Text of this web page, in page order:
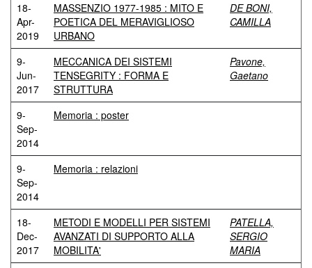
18-
Apr-
2019
MASSENZIO 1977-1985 : MITO E
POETICA DEL MERAVIGLIOSO
URBANO
DE BONI,
CAMILLA
9-
Jun-
2017
MECCANICA DEI SISTEMI
TENSEGRITY : FORMA E
STRUTTURA
Pavone,
Gaetano
9-
Sep-
2014
Memoria : poster
9-
Sep-
2014
Memoria : relazioni
18-
Dec-
2017
METODI E MODELLI PER SISTEMI
AVANZATI DI SUPPORTO ALLA
MOBILITA'
PATELLA,
SERGIO
MARIA